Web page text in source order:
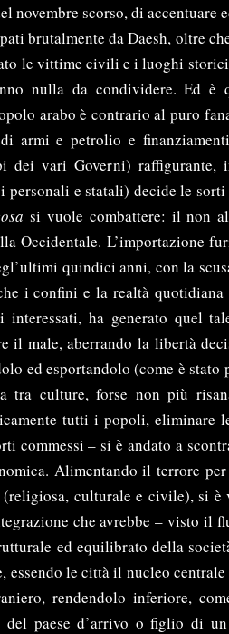
novembre scorso, di accentuare
brutalmente da Daesh, oltre
le vittime civili e i luoghi
nulla da condividere. Ed è
arabo è contrario al puro
armi e petrolio e
vari Governi) raffigurante,
e statali) decide le
si vuole combattere: il non allineamento con la politica e la cultura predominante: quella Occidentale. L’importazione furiosa, obbligata e punitiva, della politica Occidentale che negl’ultimi quindici anni, con la scusa del terrorismo, ha ridotto a dimensioni orrende e metafisiche i confini e la realtà quotidiana di milioni di persone, senza chiedere il permesso ai diretti interessati, ha generato quel tale fanatismo che oggi spaventa l’intero pianeta. Giustificare il male, aberrando la libertà decisionale di ogni cittadino e governo non allineato, ampliandolo ed esportandolo (come è stato per i Taliban e, ora, Daesh), ha procurato una grossa frattura tra culture, forse non più risanabile. Ciò che si prefiggeva negl’anni novanta – unire eticamente tutti i popoli, eliminare le barriere di genere e di razza, risanare giuridicamente i torti commessi – si è andato a scontrare con una nuova missione colonialista ambientale ed economica. Alimentando il terrore per la perdita della propria identità e della propria autonomia (religiosa, culturale e civile), si è voluto giustificare la chiusura politica e sociale verso un’integrazione che avrebbe – visto il flusso continuo di persone – apportato un consolidamento strutturale ed equilibrato della società multietnica che si è andata a costruire (un evento naturale, essendo le città il nucleo centrale dell’economia e del lavoro). Ghettizzare e delimitare lo straniero, rendendolo inferiore, come una condizione giusta da sopportare essendo non-figlio del paese d’arrivo o figlio di un paese non-amico, come se le persone fossero sempre in transito o assassini imbottiti di tritolo, in un continuo girovagare prima della morte, ha reso instabile quel processo di mediazione che tra due persone regna solo con pari diritti. Ghettizzare e delimitare, trattandoli come bestie inferiori, scatena reazioni e turbolenze, spesso non consone e violente che, se da un lato sono imprevedibili e non giustificabili sul piano del diritto pubblico, possono avere sensatezza – per il prigioniero – nel contesto indecente e di ribellione dal quale l’insoddisfatto cerca di fuggire. La colpa non sta nell’accusato, ma nel giudice che tenta di privarlo dei suoi diritti civili e umani. L’accoglienza non è merce rara da vendere: l’accoglienza è l’unico modo per non alimentare situazioni inospitali né per il residente né per lo straniero che arriva, già, da un contesto di guerra, soprusi, prigioni e fame. Oltre l’accoglienza, va di pari passo l’integrazione: far sì che tutti quanti abbiano le stesse opportunità di vivere degnamente con gli stessi diritti e gli stessi doveri davanti agl’altri e alla legge. Nessuno deve essere superiore o costringere qualcuno ad essere in difetto. Tutto questo, però, rientra nella sfera dell’utopia, in quel qualcosa che non si realizza perché non ha alcun risvolto politico (di voto) e di guadagno (ci sono solo spese). Inoltre non è facile per il cittadino accettare che, da un momento all’altro, qualcuno inferiore a lui, in termini di possibilità, possieda i suoi identici poteri – o, nel breve periodo, superarli (il contributo per la sopravvivenza minima; casa, vestiti, telefono, cibo). La disparità che si frappone tra i due contendenti, il residente e lo straniero, nasce da una disinformazione scaturita da anni di cattiva politica, mirata alla restrizione del possesso e del desiderio, da un deperimento culturale (meno fondi alla scuola e alla ricerca) e dal populismo becero, che colpisce lo stomaco dell’interessato, portato a essere vittima perenne in quella restrizione di possesso e desiderio non appagato per vari fattori inopportuni. Inoltre, puntare il dito contro coloro che non possono difendersi (loro che cercano esattamente la tutela e la salvaguardia che lo Stato di appartenenza non ha saputo offrirgli) è un surrogato malsano generato dall’incapacità di andare contro il sistema e la politica che non li aggrada (cosa che, invece, non avviene allo straniero: lui lotta per conquistare i suoi diritti), facendo sì che l’inferiorità si autoalimenti ad ogni nuova fase di tentata politica solidale. Il populismo becero, facile da riscontrare nei giornali più nazionalisti e nel marasma d’internet, tra comici improvvisati